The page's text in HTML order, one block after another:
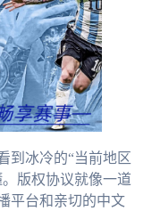
到冰冷的“当前地区
版权协议就像一道
平台和亲切的中文